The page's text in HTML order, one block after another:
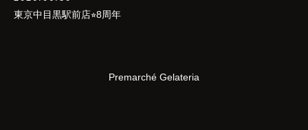
東京中目黒駅前店⭐︎8周年
Premarché Gelateria